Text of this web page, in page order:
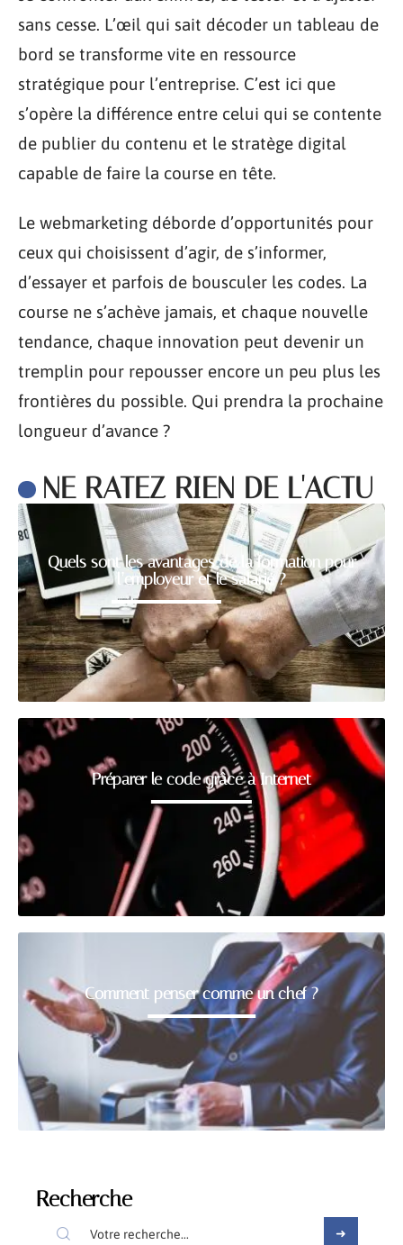
sans cesse. L’œil qui sait décoder un tableau de
bord se transforme vite en ressource
stratégique pour l’entreprise. C’est ici que
s’opère la différence entre celui qui se contente
de publier du contenu et le stratège digital
capable de faire la course en tête.
Le webmarketing déborde d’opportunités pour
ceux qui choisissent d’agir, de s’informer,
d’essayer et parfois de bousculer les codes. La
course ne s’achève jamais, et chaque nouvelle
tendance, chaque innovation peut devenir un
tremplin pour repousser encore un peu plus les
frontières du possible. Qui prendra la prochaine
longueur d’avance ?
NE RATEZ RIEN DE L'ACTU
Quels sont les avantages de la formation pour
l’employeur et le salarié ?
Préparer le code grâce à Internet
Comment penser comme un chef ?
Recherche